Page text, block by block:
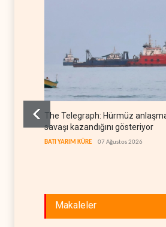
The Telegraph: Hürmüz
savaşı kazandığını gösteriyor
BATI YARIM KÜRE 07 Ağustos 2026
Makaleler